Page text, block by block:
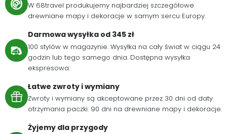
W 68travel produkujemy najbardziej szczegółowe
drewniane mapy i dekoracje w samym sercu Europy.
Darmowa wysyłka od 345 zł
100 stylów w magazynie. Wysyłka na cały świat w ciągu 24
godzin lub tego samego dnia. Dostępna wysyłka
ekspresowa.
Łatwe zwroty i wymiany
Zwroty i wymiany są akceptowane przez 30 dni od daty
otrzymania paczki. 90 dni na drewniane mapy i dekoracje.
Żyjemy dla przygody